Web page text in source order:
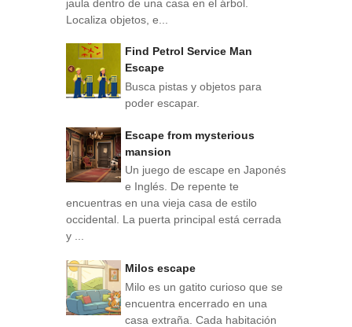
jaula dentro de una casa en el árbol.
Localiza objetos, e...
Find Petrol Service Man
Escape
Busca pistas y objetos para
poder escapar.
Escape from mysterious
mansion
Un juego de escape en Japonés
e Inglés. De repente te
encuentras en una vieja casa de estilo
occidental. La puerta principal está cerrada
y ...
Milos escape
Milo es un gatito curioso que se
encuentra encerrado en una
casa extraña. Cada habitación